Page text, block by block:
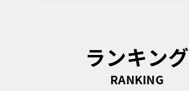
ランキング
RANKING